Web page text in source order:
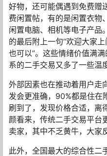
好物，还可能偶遇到免费赠
费闲置帖，有的是闲置衣物
闲置电脑、相机等电子产品
的最后附上一句“欢迎大家
也可以”。这些情绪价值满
系的二手交易又多了一些温
外部因素也在推动着用户走
发会更准确，90%都是住在
刷到了，发现价格合适，离
颜看来，传统二手交易平台
卖家，其中不乏黄牛，大家
此外，全国最大的综合性